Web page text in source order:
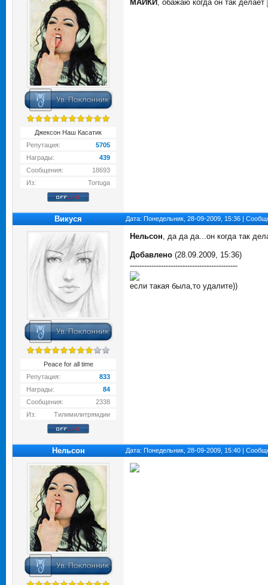
Джексон Наш Касатик
Репутация:
5705
Награды:
439
Сообщения:
18693
Из:
Tortuga
МАЙКИ , обажаю когда он так делает
Викуся Дата: Понедельник, 28-09-2009, 15:36 |
Peace for all time
Репутация:
833
Награды:
84
Сообщения:
2338
Из:
Тилимилитрямдии
Нельсон, да да да...он когда так
Добавлено (28.09.2009, 15:36)
---------------------------------------------
если такая была,то удалите))
Нельсон Дата: Понедельник, 28-09-2009, 15:40 |